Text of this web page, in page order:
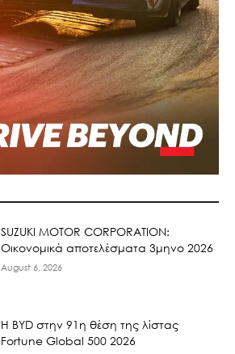
SUZUKI MOTOR CORPORATION:
Οικονομικά αποτελέσματα 3μηνο 2026
August 6, 2026
Η BYD στην 91η θέση της λίστας
Fortune Global 500 2026